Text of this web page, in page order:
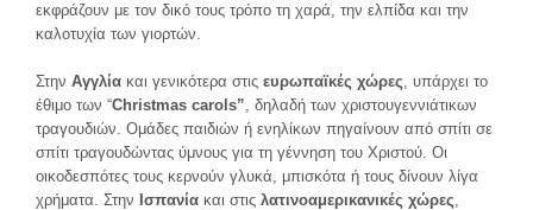
εκφράζουν με τον δικό τους τρόπο τη χαρά, την ελπίδα και την
καλοτυχία των γιορτών.
Στην Αγγλία και γενικότερα στις ευρωπαϊκές χώρες, υπάρχει το
έθιμο των “Christmas carols”, δηλαδή των χριστουγεννιάτικων
τραγουδιών. Ομάδες παιδιών ή ενηλίκων πηγαίνουν από σπίτι σε
σπίτι τραγουδώντας ύμνους για τη γέννηση του Χριστού. Οι
οικοδεσπότες τους κερνούν γλυκά, μπισκότα ή τους δίνουν λίγα
χρήματα. Στην Ισπανία και στις λατινοαμερικανικές χώρες,